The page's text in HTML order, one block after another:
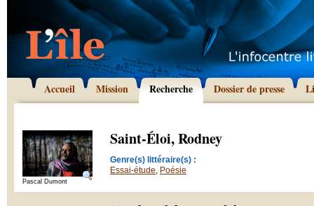
Accueil Mission Recherche Dossier de presse
Pascal Dumont
Saint-Éloi, Rodney
Genre(s) littéraire(s) :
Essai-étude, Poésie